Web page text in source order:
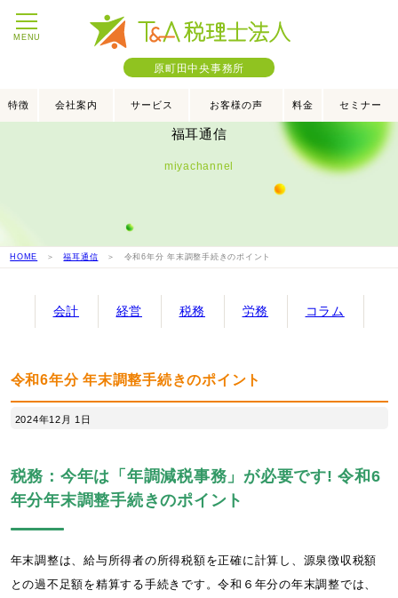
MENU
原町田中央事務所
特徴 会社案内 サービス お客様の声 料金 セミナー
福耳通信
miyachannel
HOME ＞福耳通信 ＞ 令和6年分 年末調整手続きのポイント
会計 経営 税務 労務 コラム
令和6年分 年末調整手続きのポイント
2024年12月 1日
税務：今年は「年調減税事務」が必要です! 令和6
年分年末調整手続きのポイント
年末調整は、給与所得者の所得税額を正確に計算し、源泉徴収税額
との過不足額を精算する手続きです。令和６年分の年末調整では、